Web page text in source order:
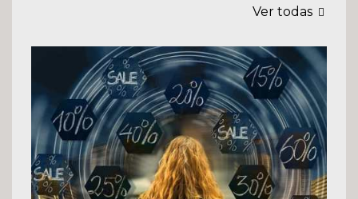
Ver todas